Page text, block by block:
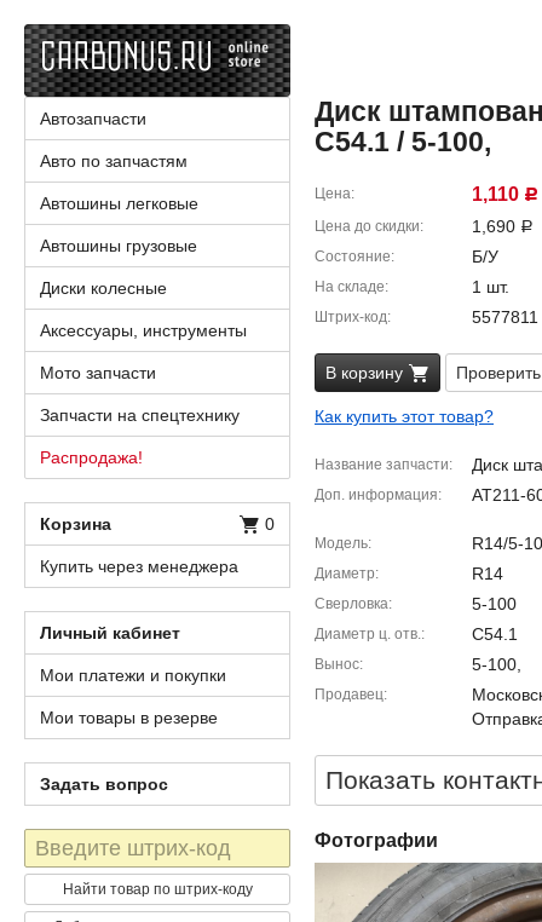
Диск
C54.1 / 5-100,
Цена 1,110 Р
Цена до скидки 1,690 Р
Состояние Б/У
На складе 1 шт.
Штрих-код 5577811
В корзину
Как купить этот товар?
Название запчасти Диск
Доп. информация AT211-
Модель R14/5-
Диаметр R14
Сверловка 5-100
Диаметр ц. отв. C54.1
Вынос 5-100,
Продавец
Показать
Фотографии
Автозапчасти
Авто по запчастям
Автошины легковые
Автошины грузовые
Диски колесные
Аксессуары, инструменты
Мото запчасти
Запчасти на спецтехнику
Распродажа!
Корзина 0
Купить через менеджера
Личный кабинет
Мои платежи и покупки
Мои товары в резерве
Задать вопрос
Штрих-
код
Найти товар по штрих-коду